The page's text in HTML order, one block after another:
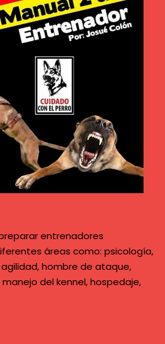
entrenadores
áreas como: psicología,
hombre de ataque,
del kennel, hospedaje,